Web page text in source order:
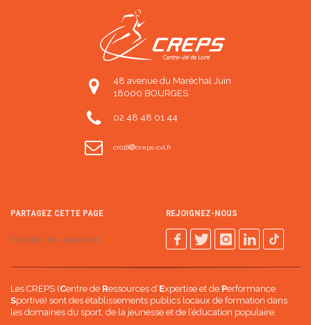
48 avenue du Maréchal Juin
18000 BOURGES
02 48 48 01 44
cr018 creps-cvl.fr
PARTAGEZ CETTE PAGE
Cookies non autorisés
REJOIGNEZ-NOUS
Les CREPS (Centre de Ressources d’Expertise et de Performance
Sportive) sont des établissements publics locaux de formation dans
les domaines du sport, de la jeunesse et de l’éducation populaire.